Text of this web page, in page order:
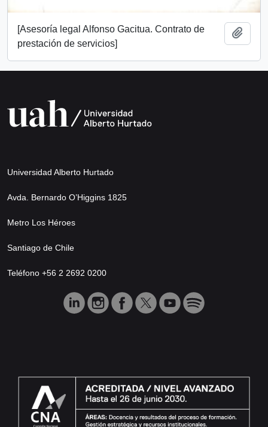
[Asesoría legal Alfonso Gacitua. Contrato de
prestación de servicios]
Universidad Alberto Hurtado
Avda. Bernardo O’Higgins 1825
Metro Los Héroes
Santiago de Chile
Teléfono +56 2 2692 0200